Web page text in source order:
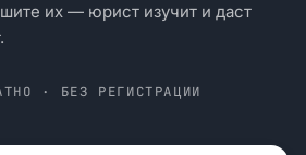
их — юрист изучит и даст
· БЕЗ РЕГИСТРАЦИИ